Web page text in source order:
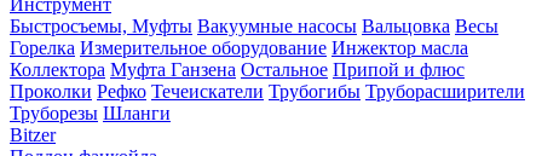
Инструмент
Быстросъемы, Муфты Вакуумные насосы Вальцовка Весы
Горелка Измерительное оборудование Инжектор масла
Коллектора Муфта Ганзена Остальное Припой и флюс
Проколки Рефко Течеискатели Трубогибы Труборасширители
Труборезы Шланги
Bitzer